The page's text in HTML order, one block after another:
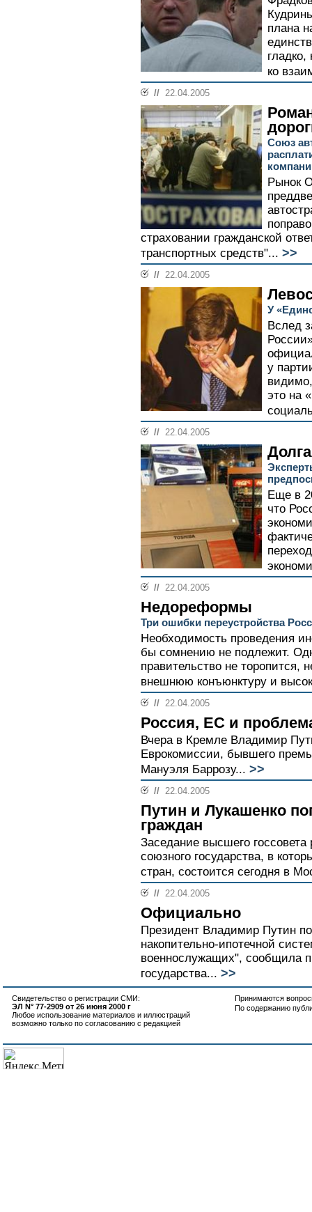
плана
ко
// 22.04.2005
Союз
Рынок
страховании гражданской
транспортных средств"... >>
// 22.04.2005
У
Вслед
у
это на
// 22.04.2005
Еще в
что
// 22.04.2005
Недореформы
Три ошибки переустройства
Необходимость проведения
бы сомнению не подлежит.
правительство не торопится,
внешнюю конъюнктуру и
// 22.04.2005
Россия, ЕС и
Вчера в Кремле Владимир
Еврокомиссии, бывшего
Мануэля Баррозу... >>
// 22.04.2005
Путин и Лукашенко
граждан
Заседание высшего госсовета
союзного государства, в
стран, состоится сегодня в
// 22.04.2005
Официально
Президент Владимир Путин
накопительно-ипотечной
военнослужащих", сообщила
государства... >>
Свидетельство о регистрации СМИ:
ЭЛ N° 77-2909 от 26 июня 2000 г
Любое использование материалов и иллюстраций
возможно только по согласованию с редакцией
Принимаются
По содержанию